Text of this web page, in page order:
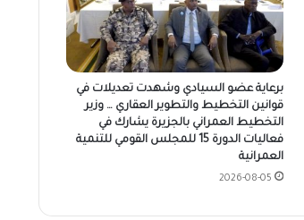
برعاية عضو السيادي وشهدت تعديلات في
قوانين التخطيط والتطوير العقاري … وزير
التخطيط العمراني بالجزيرة يشارك في
فعاليات الدورة 15 للمجلس القومي للتنمية
العمرانية
2026-08-05